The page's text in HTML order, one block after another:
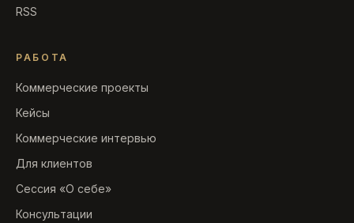
RSS
РАБОТА
Коммерческие проекты
Кейсы
Коммерческие интервью
Для клиентов
Сессия «О себе»
Консультации